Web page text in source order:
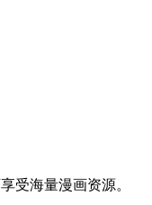
受海量漫画资源。